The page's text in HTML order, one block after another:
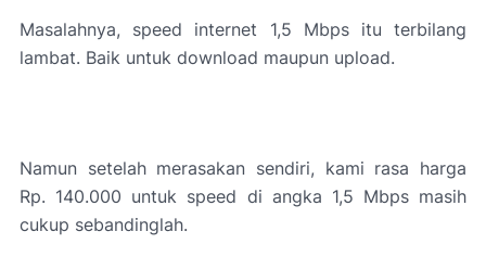
Masalahnya, speed internet 1,5 Mbps itu terbilang
lambat. Baik untuk download maupun upload.
Namun setelah merasakan sendiri, kami rasa harga
Rp. 140.000 untuk speed di angka 1,5 Mbps masih
cukup sebandinglah.